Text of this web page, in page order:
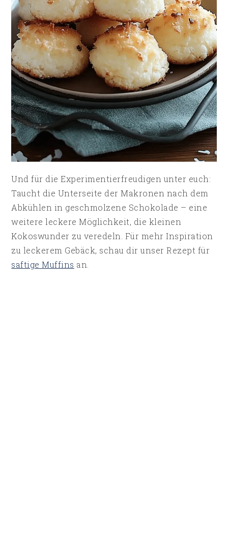
Und für die Experimentierfreudigen unter euch:
Taucht die Unterseite der Makronen nach dem
Abkühlen in geschmolzene Schokolade – eine
weitere leckere Möglichkeit, die kleinen
Kokoswunder zu veredeln. Für mehr Inspiration
zu leckerem Gebäck, schau dir unser Rezept für
saftige Muffins an.